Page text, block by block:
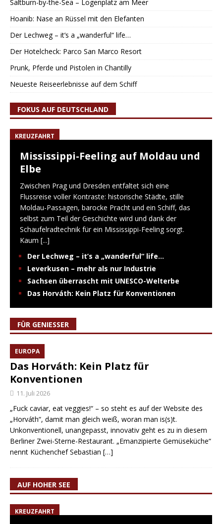
Saltburn-by-the-Sea – Logenplatz am Meer
Hoanib: Nase an Rüssel mit den Elefanten
Der Lechweg – it’s a „wanderful“ life…
Der Hotelcheck: Parco San Marco Resort
Prunk, Pferde und Pistolen in Chantilly
Neueste Reiseerlebnisse auf dem Schiff
FOKUS AUF DEUTSCHLAND
KREUZFAHRT
Mississippi-Feeling auf Moldau und
Elbe
Zwischen Prag und Dresden entfaltet sich eine
Flussreise voller Kontraste: historische Städte, stille
Moldau-Passagen, barocke Pracht und ein Schiff, das
selbst zum Teil der Geschichte wird und dank der
Schaufelradtechnik für ein Mississippi-Feeling sorgt.
Kaum [...]
Der Lechweg – it’s a „wanderful“ life…
Leverkusen – mehr als nur Industrie
Sachsen überrascht mit UNESCO-Welterbe
Das Horváth: Kein Platz für Konventionen
FÜR GENIESSER
EUROPA
Das Horváth: Kein Platz für
Konventionen
11. Juli 2026
„Fuck caviar, eat veggies!“ – so steht es auf der Website des
„Horváth“, damit man gleich weiß, woran man is(s)t.
Unkonventionell, unangepasst, innovativ geht es zu in diesem
Berliner Zwei-Sterne-Restaurant. „Emanzipierte Gemüseküche“
nennt Küchenchef Sebastian […]
AUF HOHER SEE
KREUZFAHRT